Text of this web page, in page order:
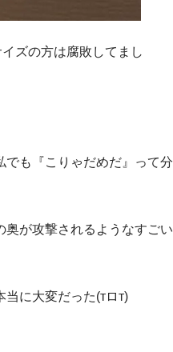
ズの方は腐敗してまし
でも『こりゃだめだ』って分
が攻撃されるようなすごい
に大変だった(тロт)